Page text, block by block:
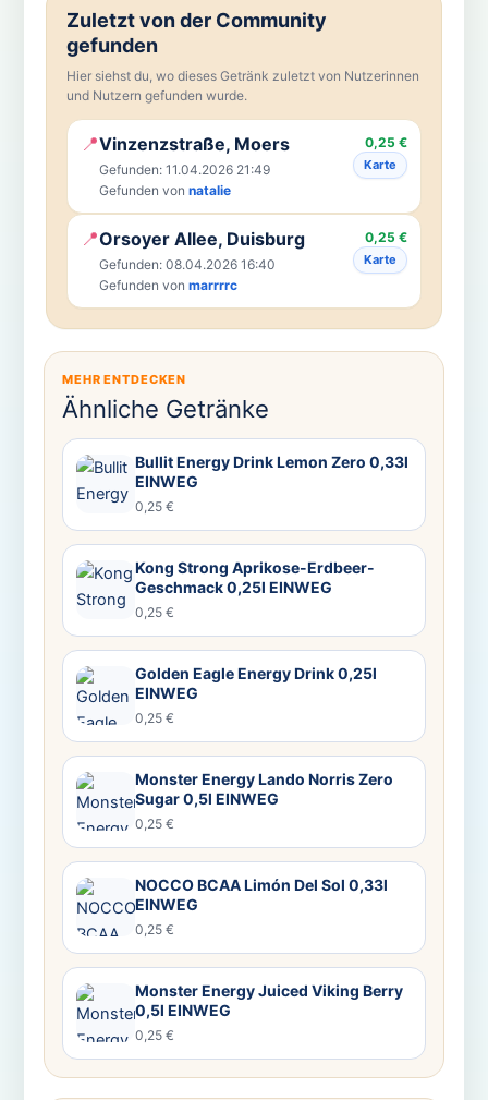
Zuletzt von der Community
gefunden
Hier siehst du, wo dieses Getränk zuletzt von Nutzerinnen
und Nutzern gefunden wurde.
📍Vinzenzstraße, Moers
Gefunden: 11.04.2026 21:49
Gefunden von natalie
0,25 €
Karte
📍Orsoyer Allee, Duisburg
Gefunden: 08.04.2026 16:40
Gefunden von marrrrc
0,25 €
Karte
MEHR ENTDECKEN
Ähnliche Getränke
Bullit Energy Drink Lemon Zero 0,33l
EINWEG
0,25 €
Kong Strong Aprikose-Erdbeer-
Geschmack 0,25l EINWEG
0,25 €
Golden Eagle Energy Drink 0,25l
EINWEG
0,25 €
Monster Energy Lando Norris Zero
Sugar 0,5l EINWEG
0,25 €
NOCCO BCAA Limón Del Sol 0,33l
EINWEG
0,25 €
Monster Energy Juiced Viking Berry
0,5l EINWEG
0,25 €